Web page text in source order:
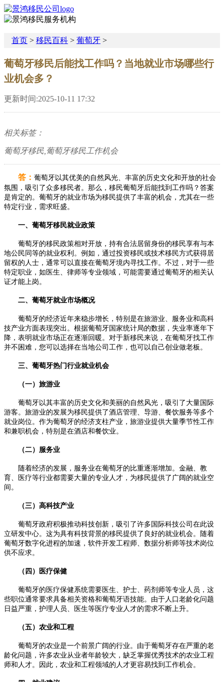
首页 > 移民百科 > 葡萄牙 >
葡萄牙移民后能找工作吗？当地就业市场哪些行
业机会多？
更新时间:2025-10-11 17:32
相关标签：
葡萄牙移民,葡萄牙移民工作机会
答： 葡萄牙以其优美的自然风光、丰富的历史文化和开放的社会
氛围，吸引了众多移民者。那么，移民葡萄牙后能找到工作吗？答案
是肯定的。葡萄牙的就业市场为移民提供了丰富的机会，尤其在一些
特定行业，需求旺盛。
一、葡萄牙移民就业政策
葡萄牙的移民政策相对开放，持有合法居留身份的移民享有与本
地公民同等的就业权利。例如，通过投资移民或技术移民方式获得居
留权的人士，通常可以直接在葡萄牙境内寻找工作。不过，对于一些
特定职业，如医生、律师等专业领域，可能需要通过葡萄牙的相关认
证才能上岗。
二、葡萄牙就业市场概况
葡萄牙的经济近年来稳步增长，特别是在旅游业、服务业和高科
技产业方面表现突出。根据葡萄牙国家统计局的数据，失业率逐年下
降，表明就业市场正在逐渐回暖。对于新移民来说，在葡萄牙找工作
并不困难，您可以选择在当地公司工作，也可以自己创业做老板。
三、葡萄牙热门行业就业机会
（一）旅游业
葡萄牙以其丰富的历史文化和美丽的自然风光，吸引了大量国际
游客。旅游业的发展为移民提供了酒店管理、导游、餐饮服务等多个
就业岗位。作为葡萄牙的经济支柱产业，旅游业提供大量季节性工作
和兼职机会，特别是在酒店和餐饮业。
（二）服务业
随着经济的发展，服务业在葡萄牙的比重逐渐增加。金融、教
育、医疗等行业都需要大量的专业人才，为移民提供了广阔的就业空
间。
（三）高科技产业
葡萄牙政府积极推动科技创新，吸引了许多国际科技公司在此设
立研发中心。这为具有科技背景的移民提供了良好的就业机会。随着
葡萄牙数字化进程的加速，软件开发工程师、数据分析师等技术岗位
供不应求。
（四）医疗保健
葡萄牙的医疗保健系统需要医生、护士、药剂师等专业人员，这
些职位通常要求具备相关资格和葡萄牙语技能。由于人口老龄化问题
日益严重，护理人员、医生等医疗专业人才的需求不断上升。
（五）农业和工程
葡萄牙的农业是一个前景广阔的行业。由于葡萄牙存在严重的老
龄化问题，许多农业从业者年龄较大，缺乏掌握优秀技术的农业工程
师和人才。因此，农业和工程领域的人才更容易找到工作机会。